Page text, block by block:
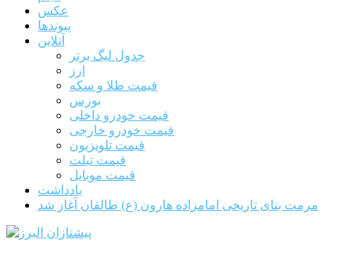
عکس
پیوندها
آنلاین
جدول لیگ برتر
ارز
قیمت طلا و سکه
بورس
قیمت خودرو داخلی
قیمت خودرو خارجی
قیمت تلویزیون
قیمت تبلت
قیمت موبایل
یادداشت
مرمت بنای تاریخی امامزاده هارون (ع) طالقان آغاز شد